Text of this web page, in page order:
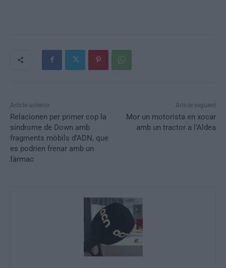
Article anterior
Relacionen per primer cop la
síndrome de Down amb
fragments mòbils d’ADN, que
es podrien frenar amb un
fàrmac
Article següent
Mor un motorista en xocar
amb un tractor a l’Aldea